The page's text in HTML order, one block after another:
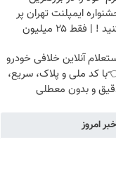
ایمپلنت تهران پر
! | فقط ۲۵ میلیون
آنلاین خلافی خودرو
کد ملی و پلاک، سریع،
و بدون معطلی
امروز